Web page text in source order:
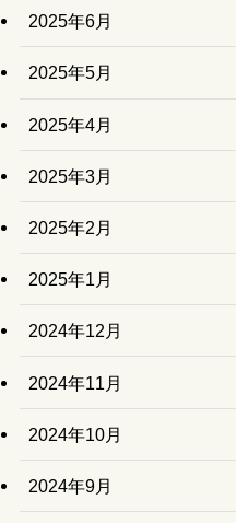
2025年6月
2025年5月
2025年4月
2025年3月
2025年2月
2025年1月
2024年12月
2024年11月
2024年10月
2024年9月